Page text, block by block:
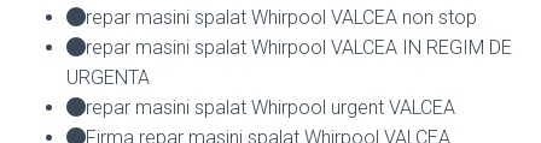
repar masini spalat Whirpool VALCEA non stop
repar masini spalat Whirpool VALCEA IN REGIM DE
URGENTA
repar masini spalat Whirpool urgent VALCEA
Firma repar masini spalat Whirpool VALCEA